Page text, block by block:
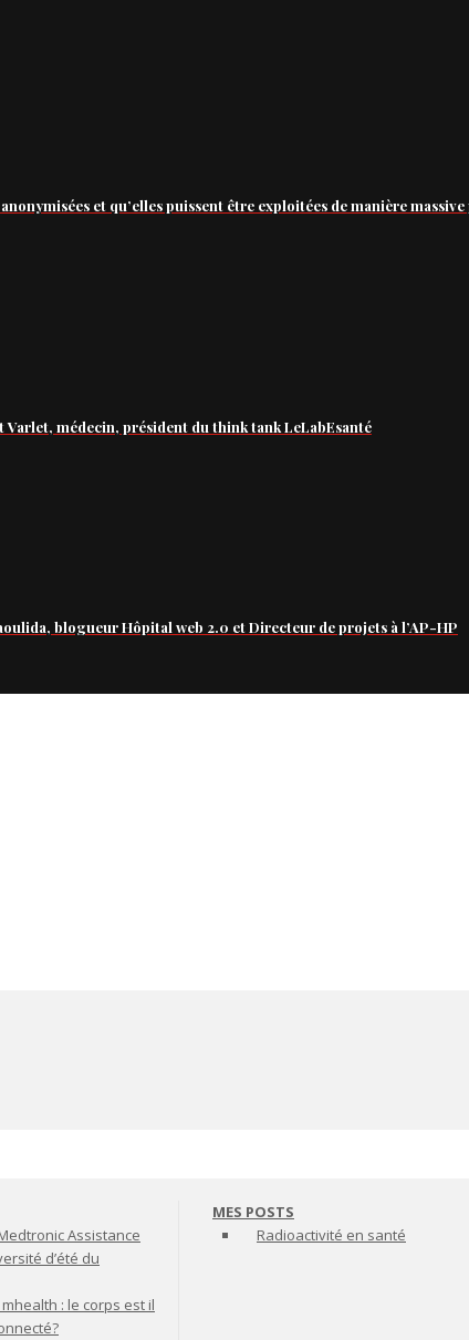
et qu’elles puissent être exploitées de manière
médecin, président du think tank LeLabEsanté
blogueur Hôpital web 2.0 et Directeur de projets à l’AP-HP
Assistance
d’été du
: le corps est il
MES POSTS
Radioactivité en santé